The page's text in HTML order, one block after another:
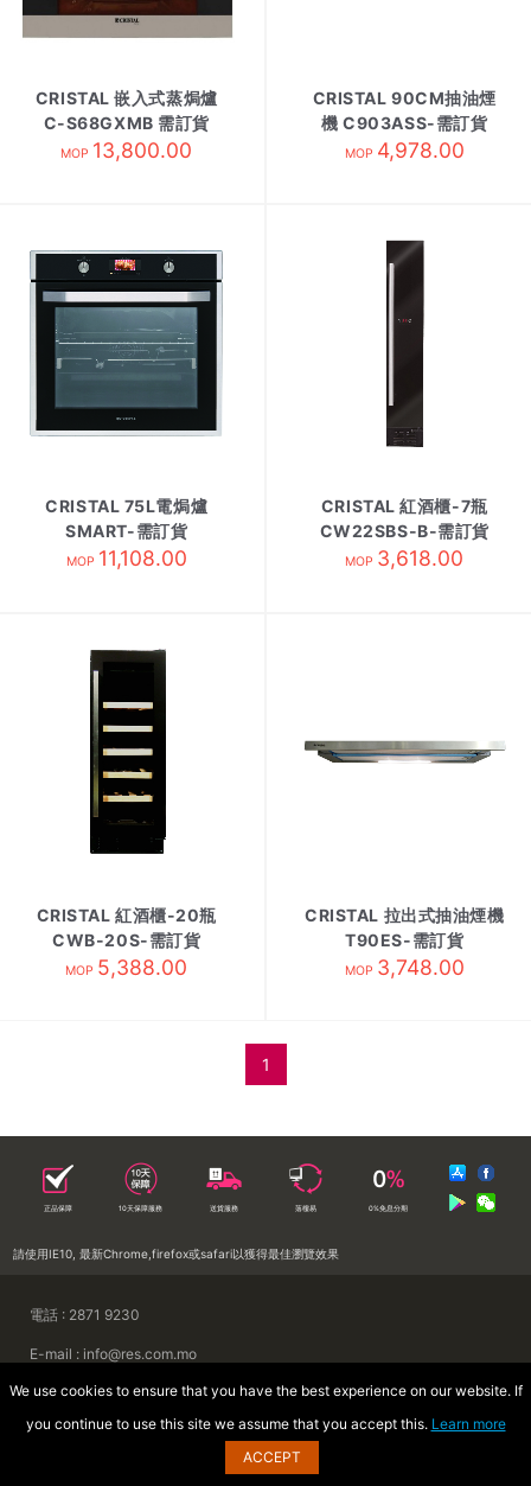
CRISTAL 嵌入式蒸焗爐
C-S68GXMB 需訂貨
MOP 13,800.00
CRISTAL 90CM抽油煙
機 C903ASS-需訂貨
MOP 4,978.00
CRISTAL 75L電焗爐
SMART-需訂貨
MOP 11,108.00
CRISTAL 紅酒櫃-7瓶
CW22SBS-B-需訂貨
MOP 3,618.00
CRISTAL 紅酒櫃-20瓶
CWB-20S-需訂貨
MOP 5,388.00
CRISTAL 拉出式抽油煙機
T90ES-需訂貨
MOP 3,748.00
1
正品保障 10天保障服務 送貨服務 落樓易 0%免息分期
請使用IE10, 最新Chrome,firefox或safari以獲得最佳瀏覽效果
電話 : 2871 9230
E-mail : info@res.com.mo
地址 : 澳門慕拉士前地來來集團大廈
Copyright © 2026 澳門來來電器廣場
We use cookies to ensure that you have the best experience on our website. If
you continue to use this site we assume that you accept this. Learn more
ACCEPT